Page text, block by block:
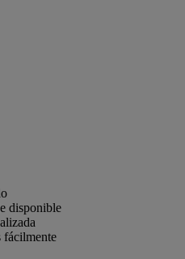
disponible
fácilmente